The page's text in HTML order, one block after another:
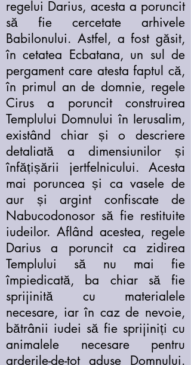
regelui Darius, acesta a poruncit
să fie cercetate arhivele
Babilonului. Astfel, a fost găsit,
în cetatea Ecbatana, un sul de
pergament care atesta faptul că,
în primul an de domnie, regele
Cirus a poruncit construirea
Templului Domnului în Ierusalim,
existând chiar și o descriere
detaliată a dimensiunilor și
înfățișării jertfelnicului. Acesta
mai poruncea și ca vasele de
aur și argint confiscate de
Nabucodonosor să fie restituite
iudeilor. Aflând acestea, regele
Darius a poruncit ca zidirea
Templului să nu mai fie
împiedicată, ba chiar să fie
sprijinită cu materialele
necesare, iar în caz de nevoie,
bătrânii iudei să fie sprijiniți cu
animalele necesare pentru
arderile-de-tot aduse Domnului.